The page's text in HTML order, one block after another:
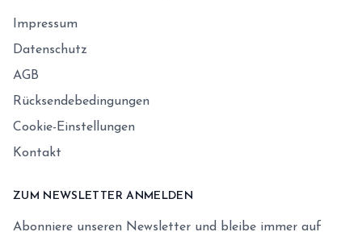
Impressum
Datenschutz
AGB
Rücksendebedingungen
Cookie-Einstellungen
Kontakt
ZUM NEWSLETTER ANMELDEN
Abonniere unseren Newsletter und bleibe immer auf